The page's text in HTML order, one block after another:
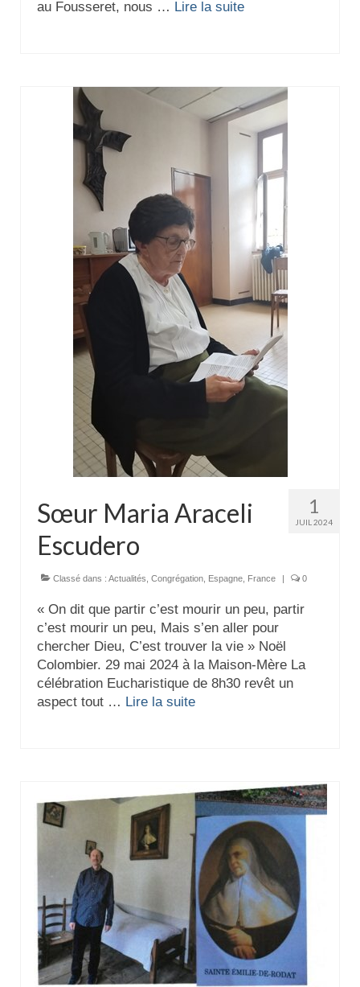
au Fousseret, nous … Lire la suite­­
1
JUIL 2024
Sœur Maria Araceli
Escudero
Classé dans : Actualités Congrégation Espagne France 0
« On dit que partir c’est mourir un peu, partir
c’est mourir un peu, Mais s’en aller pour
chercher Dieu, C’est trouver la vie » Noël
Colombier. 29 mai 2024 à la Maison-Mère La
célébration Eucharistique de 8h30 revêt un
aspect tout … Lire la suite­­